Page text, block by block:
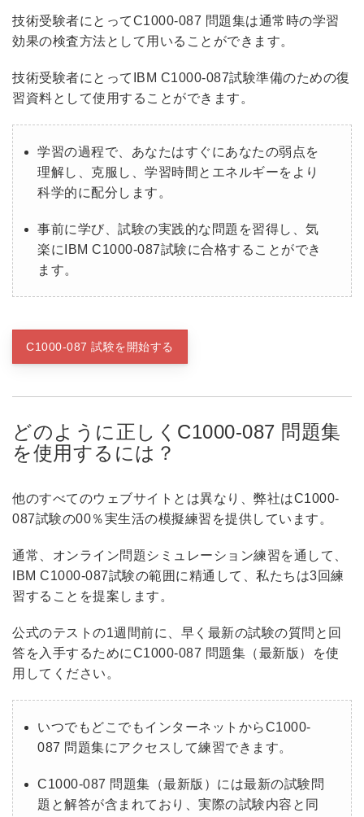
技術受験者にとってC1000-087 問題集は通常時の学習
効果の検査方法として用いることができます。
技術受験者にとってIBM C1000-087試験準備のための復
習資料として使用することができます。
学習の過程で、あなたはすぐにあなたの弱点を
理解し、克服し、学習時間とエネルギーをより
科学的に配分します。
事前に学び、試験の実践的な問題を習得し、気
楽にIBM C1000-087試験に合格することができ
ます。
C1000-087 試験を開始する
どのように正しくC1000-087 問題集
を使用するには？
他のすべてのウェブサイトとは異なり、弊社はC1000-
087試験の00％実生活の模擬練習を提供しています。
通常、オンライン問題シミュレーション練習を通して、
IBM C1000-087試験の範囲に精通して、私たちは3回練
習することを提案します。
公式のテストの1週間前に、早く最新の試験の質問と回
答を入手するためにC1000-087 問題集（最新版）を使
用してください。
いつでもどこでもインターネットからC1000-
087 問題集にアクセスして練習できます。
C1000-087 問題集（最新版）には最新の試験問
題と解答が含まれており、実際の試験内容と同